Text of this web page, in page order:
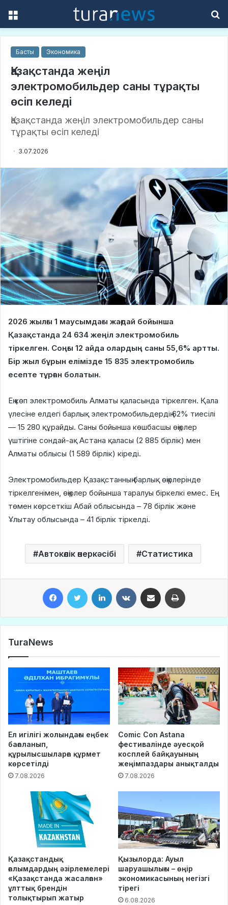
Басты Экономика
Қазақстанда жеңіл
электромобильдер саны тұрақты
өсіп келеді
Қазақстанда жеңіл электромобильдер саны
тұрақты өсіп келеді
3.07.2026
2026 жылғы 1 маусымдағы жағдай бойынша
Қазақстанда 24 634 жеңіл электромобиль
тіркелген. Соңғы 12 айда олардың саны 55,6% артты.
Бір жыл бұрын елімізде 15 835 электромобиль
есепте тұрған болатын.
Ең көп электромобиль Алматы қаласында тіркелген. Қала
үлесіне елдегі барлық электромобильдердің 62% тиесілі
— 15 280 құрайды. Саны бойынша көшбасшы өңірлер
үштігіне сондай-ақ Астана қаласы (2 885 бірлік) мен
Алматы облысы (1 589 бірлік) кіреді.
Электромобильдер Қазақстанның барлық өңірлерінде
тіркелгенімен, өңірлер бойынша таралуы біркелкі емес. Ең
төмен көрсеткіш Абай облысында – 78 бірлік және
Ұлытау облысында – 41 бірлік тіркелді.
Автокөлік өнеркәсібі Статистика
TuraNews
Ел игілігі жолындағы еңбек
бағаланып,
құрылысшыларға құрмет
көрсетілді
7.08.2026
Comic Con Astana
фестивалінде әуесқой
косплей байқауының
жеңімпаздары анықталды
7.08.2026
Қазақстандық
ғалымдардың әзірлемелері
«Қазақстанда жасалған»
ұлттық брендін
толықтырып жатыр
Қызылорда: Ауыл
шаруашылығы – өңір
экономикасының негізгі
тірегі
6.08.2026